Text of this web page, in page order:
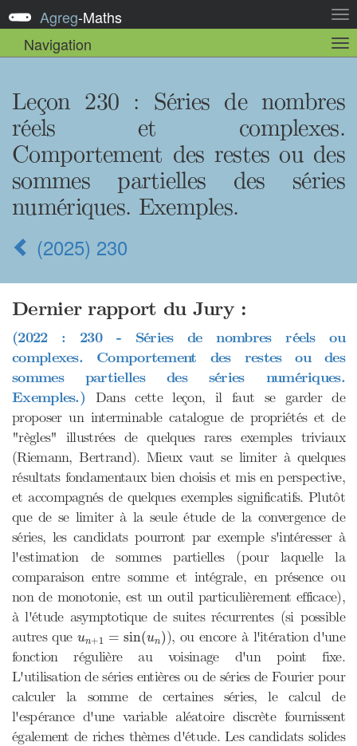
la
Agreg-Maths
Navigation
la
Leçon 230 : Séries de nombres
réels et complexes.
Comportement des restes ou des
sommes partielles des séries
numériques. Exemples.
(2025) 230
Dernier rapport du Jury :
(2022 : 230 - Séries de nombres réels ou
complexes. Comportement des restes ou des
sommes partielles des séries numériques.
Exemples.) Dans cette leçon, il faut se garder de
proposer un interminable catalogue de propriétés et de
"règles" illustrées de quelques rares exemples triviaux
(Riemann, Bertrand). Mieux vaut se limiter à quelques
résultats fondamentaux bien choisis et mis en perspective,
et accompagnés de quelques exemples significatifs. Plutôt
que de se limiter à la seule étude de la convergence de
séries, les candidats pourront par exemple s'intéresser à
l'estimation de sommes partielles (pour laquelle la
comparaison entre somme et intégrale, en présence ou
non de monotonie, est un outil particulièrement efficace),
à l'étude asymptotique de suites récurrentes (si possible
autres queun+1 = sin(un)
sin ( n)), ou encore à l'itération d'une
fonction régulière au voisinage d'un point fixe.
L'utilisation de séries entières ou de séries de Fourier pour
calculer la somme de certaines séries, le calcul de
l'espérance d'une variable aléatoire discrète fournissent
également de riches thèmes d'étude. Les candidats solides